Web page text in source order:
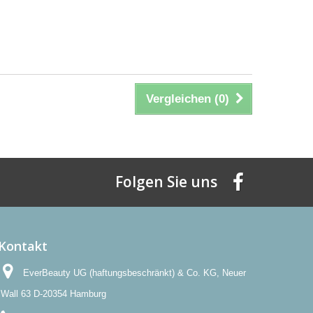
Vergleichen (0)
Folgen Sie uns
Kontakt
EverBeauty UG (haftungsbeschränkt) & Co. KG, Neuer
Wall 63 D-20354 Hamburg